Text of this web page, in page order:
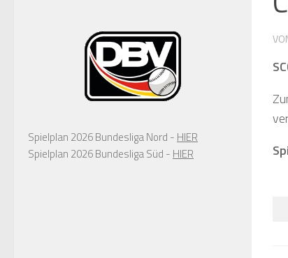
Spielplan 2026 Bundesliga Nord - HIER
Spielplan 2026 Bundesliga Süd - HIER